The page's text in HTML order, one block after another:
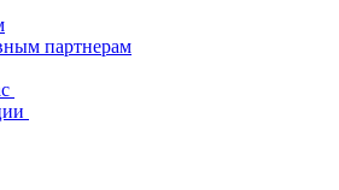
партнерам